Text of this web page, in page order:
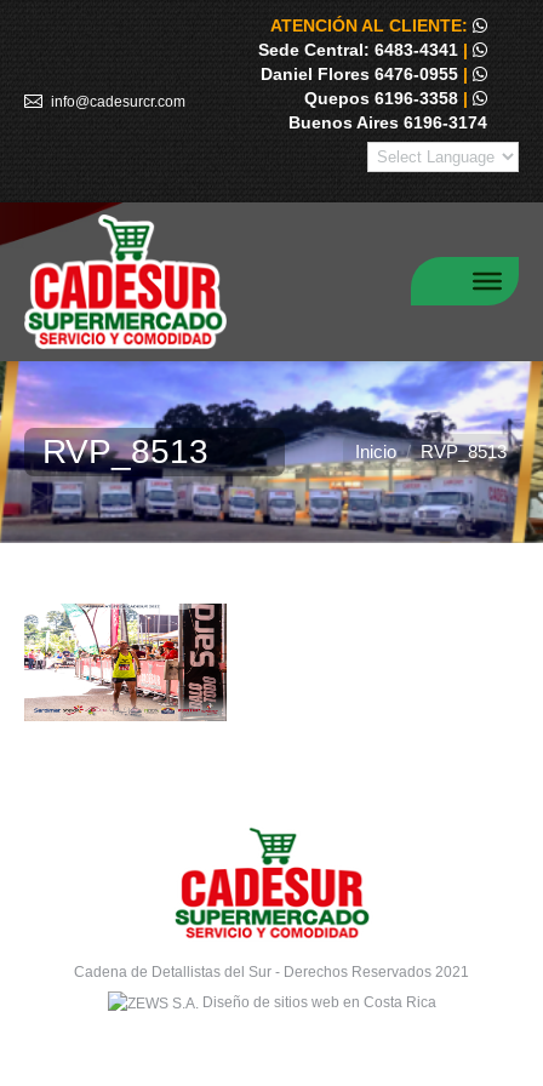
info@cadesurcr.com
ATENCIÓN AL CLIENTE:
Sede Central: 6483-4341 |
Daniel Flores 6476-0955 |
Quepos 6196-3358 |
Buenos Aires 6196-3174
RVP_8513 Estás aquí:Inicio RVP_8513
Cadena de Detallistas del Sur - Derechos Reservados 2021
Diseño de sitios web en Costa Rica